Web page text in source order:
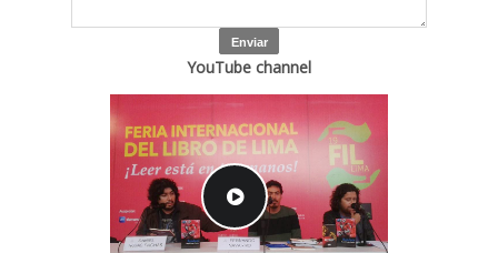
YouTube channel